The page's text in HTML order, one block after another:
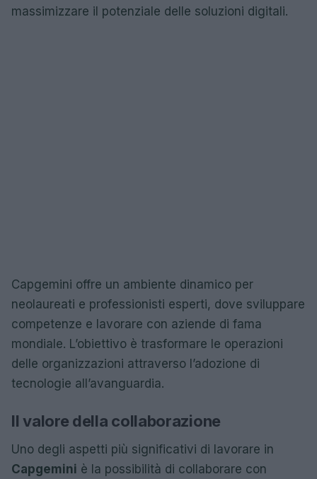
massimizzare il potenziale delle soluzioni digitali.
Capgemini offre un ambiente dinamico per
neolaureati e professionisti esperti, dove sviluppare
competenze e lavorare con aziende di fama
mondiale. L’obiettivo è trasformare le operazioni
delle organizzazioni attraverso l’adozione di
tecnologie all’avanguardia.
Il valore della collaborazione
Uno degli aspetti più significativi di lavorare in
Capgemini è la possibilità di collaborare con